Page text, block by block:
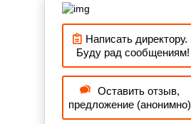
Написать директору.
Буду рад сообщениям!
Оставить отзыв,
предложение (анонимно)